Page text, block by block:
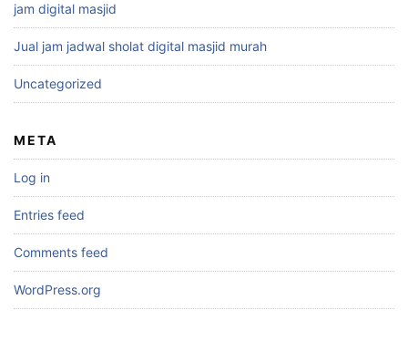
jam digital masjid
Jual jam jadwal sholat digital masjid murah
Uncategorized
META
Log in
Entries feed
Comments feed
WordPress.org